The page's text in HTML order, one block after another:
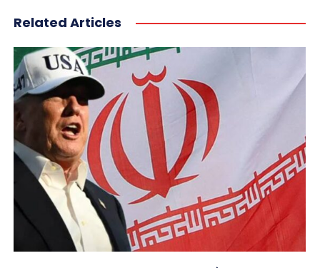
Related Articles